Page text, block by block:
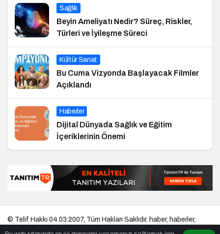
Sağlık
Beyin Ameliyatı Nedir? Süreç, Riskler,
Türleri ve İyileşme Süreci
Kültür Sanat
Bu Cuma Vizyonda Başlayacak Filmler
Açıklandı
Haberler
Dijital Dünyada Sağlık ve Eğitim
İçeriklerinin Önemi
© Telif Hakkı 04.03.2007, Tüm Hakları Saklıdır. haber, haberler,
eshaber,